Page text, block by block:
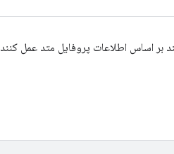
بر اساس اطلاعات پروفایل متد عمل کنند